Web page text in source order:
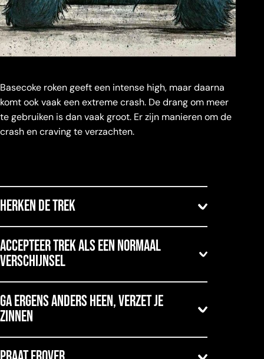
Basecoke roken geeft een intense high, maar daarna
komt ook vaak een extreme crash. De drang om meer
te gebruiken is dan vaak groot. Er zijn manieren om de
crash en craving te verzachten.
Herken de trek
dan is weerstand bieden moeilijk. Coketrek in
het beginstadium leren herkennen geeft
het tij te keren.
Accepteer trek als een normaal
verschijnsel
Alsof het iets is dat automatisch leidt tot
intensief gebruik. Dit is pertinent niet waar. Trek
Omarmen dat trek slechts een gevoel is dat
Ga ergens anders heen, verzet je
zinnen